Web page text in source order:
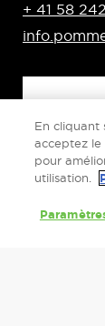
+ 41 58
En cliquant
acceptez le
pour
utilisation.